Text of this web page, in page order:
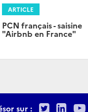
ARTICLE
PCN français - saisine
"Airbnb en France"
sur : Twitter